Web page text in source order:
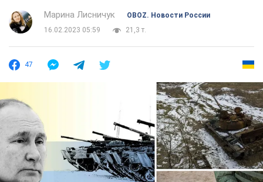
Марина Лисничук
OBOZ. Новости России
16.02.2023 05:59
21,3 т.
47